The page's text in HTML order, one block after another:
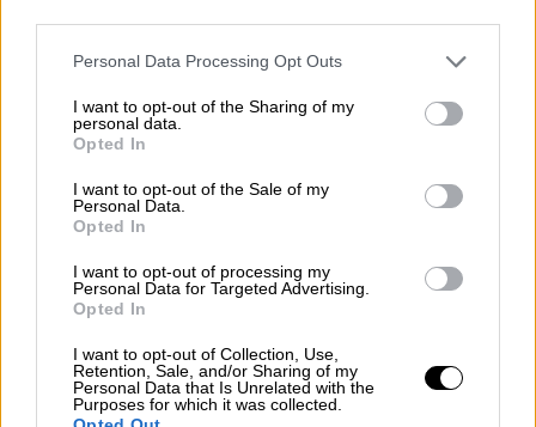
Please note that this website/app uses one or more Google
not limited to your visit or usage behaviour. You may click to
grant or deny consent to Google and its third-party tags to
use your data for below specified purposes in below Google
consent section.
Personal Data Processing Opt Outs
I want to opt-out of the Sharing of my
personal data.
Opted In
I want to opt-out of the Sale of my
Personal Data.
Opted In
I want to opt-out of processing my
Personal Data for Targeted Advertising.
Opted In
I want to opt-out of Collection, Use,
Retention, Sale, and/or Sharing of my
Personal Data that Is Unrelated with the
Purposes for which it was collected.